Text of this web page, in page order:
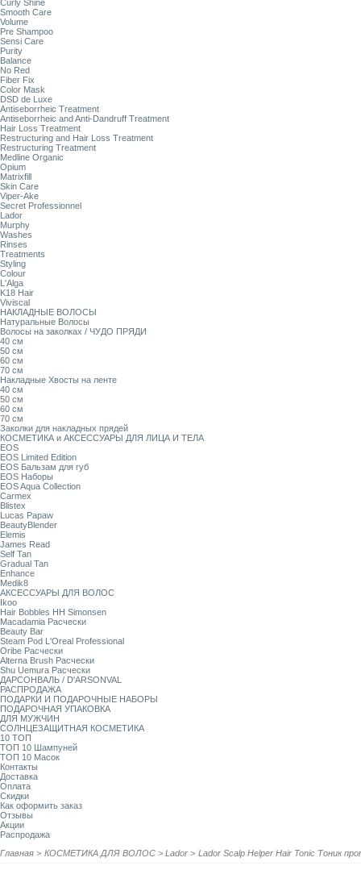
Curly Shine
Smooth Care
Volume
Pre Shampoo
Sensi Care
Purity
Balance
No Red
Fiber Fix
Color Mask
DSD de Luxe
Antiseborrheic Treatment
Antiseborrheic and Anti-Dandruff Treatment
Hair Loss Treatment
Restructuring and Hair Loss Treatment
Restructuring Treatment
Medline Organic
Opium
Matrixfill
Skin Care
Viper-Ake
Secret Professionnel
Lador
Murphy
Washes
Rinses
Treatments
Styling
Colour
L'Alga
K18 Hair
Viviscal
НАКЛАДНЫЕ ВОЛОСЫ
Натуральные Волосы
Волосы на заколках / ЧУДО ПРЯДИ
40 см
50 см
60 см
70 см
Накладные Хвосты на ленте
40 см
50 см
60 см
70 см
Заколки для накладных прядей
КОСМЕТИКА и АКСЕССУАРЫ ДЛЯ ЛИЦА И ТЕЛА
EOS
EOS Limited Edition
EOS Бальзам для губ
EOS Наборы
EOS Aqua Collection
Carmex
Blistex
Lucas Papaw
BeautyBlender
Elemis
James Read
Self Tan
Gradual Tan
Enhance
Medik8
АКСЕССУАРЫ ДЛЯ ВОЛОС
Ikoo
Hair Bobbles HH Simonsen
Macadamia Расчески
Beauty Bar
Steam Pod L'Oreal Professional
Oribe Расчески
Alterna Brush Расчески
Shu Uemura Расчески
ДАРСОНВАЛЬ / D'ARSONVAL
РАСПРОДАЖА
ПОДАРКИ И ПОДАРОЧНЫЕ НАБОРЫ
ПОДАРОЧНАЯ УПАКОВКА
ДЛЯ МУЖЧИН
СОЛНЦЕЗАЩИТНАЯ КОСМЕТИКА
10 ТОП
ТОП 10 Шампуней
ТОП 10 Масок
Контакты
Доставка
Оплата
Скидки
Как оформить заказ
Отзывы
Акции
Распродажа
Главная > КОСМЕТИКА ДЛЯ ВОЛОС > Lador > Lador Scalp Helper Hair Tonic Тоник